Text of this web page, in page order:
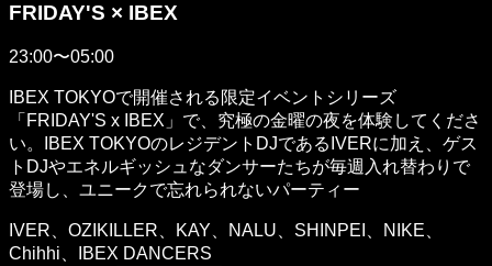
FRIDAY'S × IBEX
23:00〜05:00
IBEX TOKYOで開催される限定イベントシリーズ
「FRIDAY'S x IBEX」で、究極の金曜の夜を体験してくださ
い。IBEX TOKYOのレジデントDJであるIVERに加え、ゲス
トDJやエネルギッシュなダンサーたちが毎週入れ替わりで
登場し、ユニークで忘れられないパーティー
IVER、OZIKILLER、KAY、NALU、SHINPEI、NIKE、
Chihhi、IBEX DANCERS